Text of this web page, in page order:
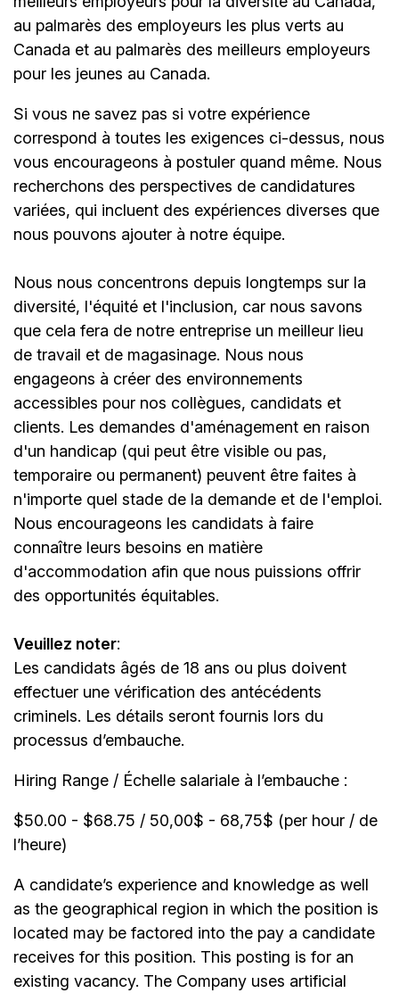
au palmarès des employeurs les plus verts au
Canada et au palmarès des meilleurs employeurs
pour les jeunes au Canada.
Si vous ne savez pas si votre expérience
correspond à toutes les exigences ci-dessus, nous
vous encourageons à postuler quand même. Nous
recherchons des perspectives de candidatures
variées, qui incluent des expériences diverses que
nous pouvons ajouter à notre équipe.
Nous nous concentrons depuis longtemps sur la
diversité, l'équité et l'inclusion, car nous savons
que cela fera de notre entreprise un meilleur lieu
de travail et de magasinage. Nous nous
engageons à créer des environnements
accessibles pour nos collègues, candidats et
clients. Les demandes d'aménagement en raison
d'un handicap (qui peut être visible ou pas,
temporaire ou permanent) peuvent être faites à
n'importe quel stade de la demande et de l'emploi.
Nous encourageons les candidats à faire
connaître leurs besoins en matière
d'accommodation afin que nous puissions offrir
des opportunités équitables.
Veuillez noter:
Les candidats âgés de 18 ans ou plus doivent
effectuer une vérification des antécédents
criminels. Les détails seront fournis lors du
processus d’embauche.
Hiring Range / Échelle salariale à l’embauche :
$50.00 - $68.75 / 50,00$ - 68,75$ (per hour / de
l’heure)
A candidate’s experience and knowledge as well
as the geographical region in which the position is
located may be factored into the pay a candidate
receives for this position. This posting is for an
existing vacancy. The Company uses artificial